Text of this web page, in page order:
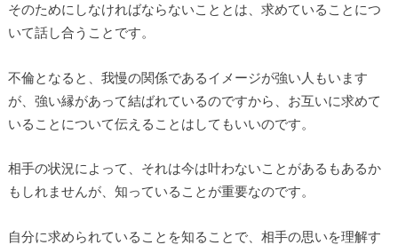
そのためにしなければならないこととは、求めていることにつ
いて話し合うことです。
不倫となると、我慢の関係であるイメージが強い人もいます
が、強い縁があって結ばれているのですから、お互いに求めて
いることについて伝えることはしてもいいのです。
相手の状況によって、それは今は叶わないことがあるもあるか
もしれませんが、知っていることが重要なのです。
自分に求められていることを知ることで、相手の思いを理解す